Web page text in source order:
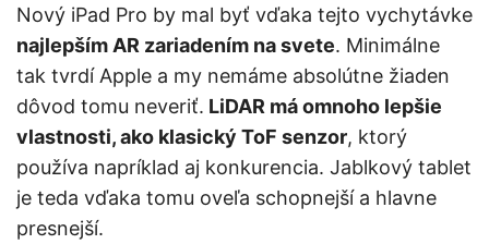
Nový iPad Pro by mal byť vďaka tejto vychytávke
najlepším AR zariadením na svete. Minimálne
tak tvrdí Apple a my nemáme absolútne žiaden
dôvod tomu neveriť. LiDAR má omnoho lepšie
vlastnosti, ako klasický ToF senzor, ktorý
používa napríklad aj konkurencia. Jablkový tablet
je teda vďaka tomu oveľa schopnejší a hlavne
presnejší.